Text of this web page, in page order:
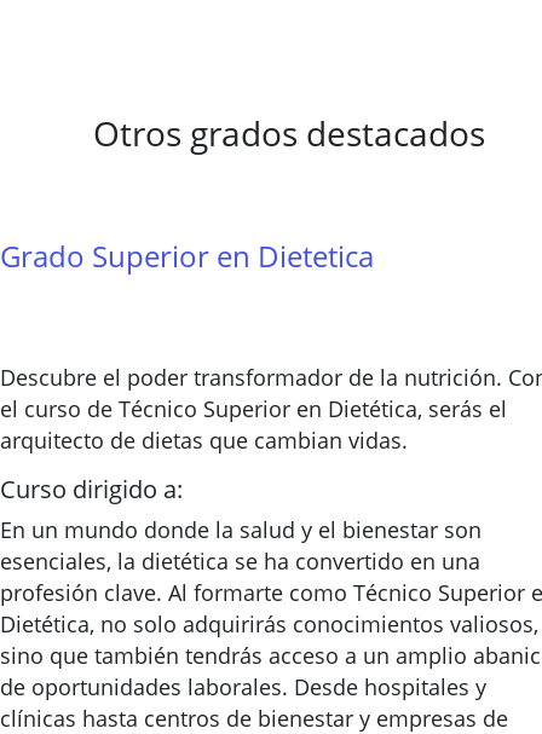
Otros grados destacados
Grado Superior en Dietetica
Descubre el poder transformador de la nutrición.
el curso de Técnico Superior en Dietética, serás el
arquitecto de dietas que cambian vidas.
Curso dirigido a:
En un mundo donde la salud y el bienestar son
esenciales, la dietética se ha convertido en una
profesión clave. Al formarte como Técnico Superior
Dietética, no solo adquirirás conocimientos valiosos,
sino que también tendrás acceso a un amplio
de oportunidades laborales. Desde hospitales y
clínicas hasta centros de bienestar y empresas de